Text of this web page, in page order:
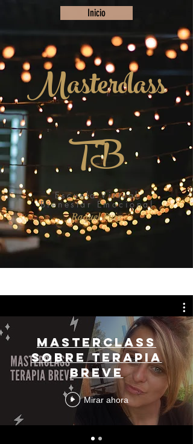
Inicio
Masterclass
TB
Escuela Virtual
Bienestar Emocional
Raquel Puig
Masterclass
sobre Terapia
Breve
Mirar ahora